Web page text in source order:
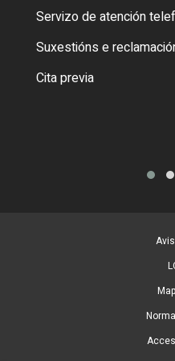
Servizo de atención
Suxestións e
Cita previa